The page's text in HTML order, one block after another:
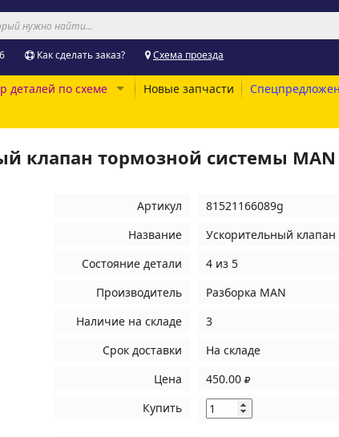
Как сделать заказ? Схема проезда
деталей по схеме Новые запчасти
клапан тормозной системы MAN
Артикул
81521166089g
Название
Ускорительный
Состояние детали
4 из 5
Производитель
Разборка MAN
Наличие на складе
3
Срок доставки
На складе
Цена
450.00
Купить